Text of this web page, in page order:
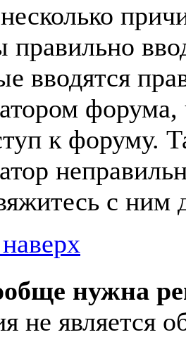
правильно
вводятся
к форуму.
с ним
нужна
не является